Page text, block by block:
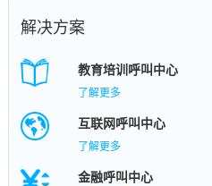
解决方案
教育培训呼叫中心
了解更多
互联网呼叫中心
了解更多
金融呼叫中心